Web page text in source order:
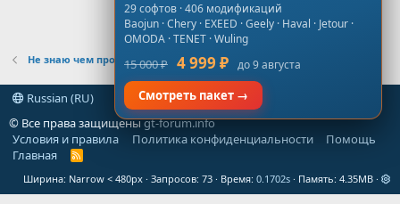
Не знаю чем прошить
Russian (RU)
© Все права защищеныgt-forum.info
Условия и правила
Политика конфиденциальности
Помощь
Главная
R
S
Ширина Запросов 73 Время 0.1702s Память 4.35MB
29 софтов · 406 модификаций
Baojun · Chery · EXEED · Geely · Haval · Jetour ·
OMODA · TENET · Wuling
15 000 ₽ 4 999 ₽ до 9 августа
Смотреть пакет →